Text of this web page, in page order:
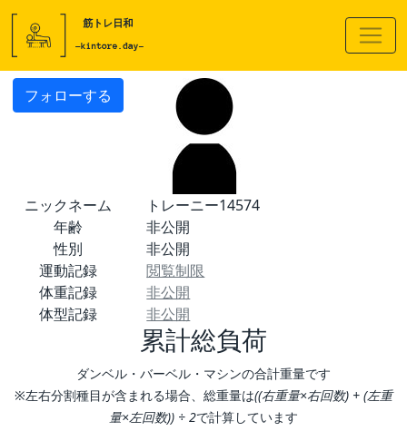
フォローする
ニックネーム
トレーニー14574
年齢
非公開
性別
非公開
運動記録
閲覧制限
体重記録
非公開
体型記録
非公開
累計総負荷
ダンベル・バーベル・マシンの合計重量です
※左右分割種目が含まれる場合、総重量は((右重量×右回数) + (左重
量×左回数)) ÷ 2で計算しています